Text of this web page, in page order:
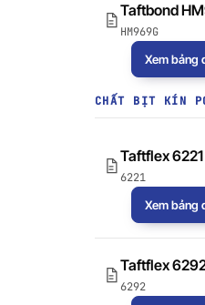
Taftbond
HM969G
Xem bảng
CHẤT BỊT KÍN
Taftflex 6221
6221
Xem bảng
Taftflex
6292